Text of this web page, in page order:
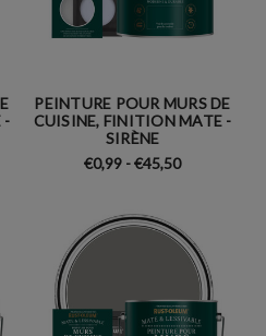
-
PEINTURE POUR MURS DE
CUISINE, FINITION MATE -
SIRÈNE
€0,99 - €45,50